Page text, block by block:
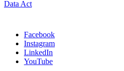
Data Act
Facebook
Instagram
LinkedIn
YouTube